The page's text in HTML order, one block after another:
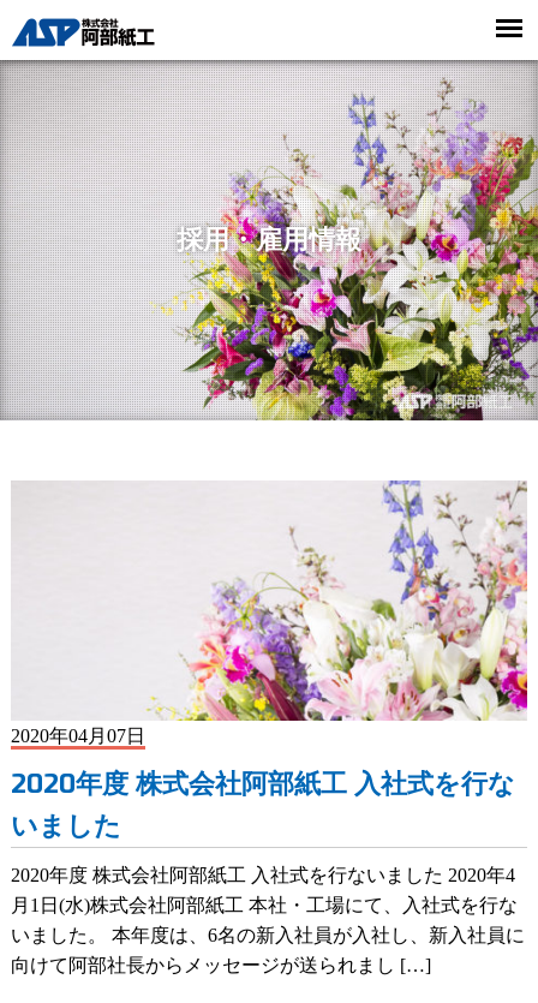
採用・雇用情報
2020年04月07日
2020年度 株式会社阿部紙工 入社式を行な
いました
2020年度 株式会社阿部紙工 入社式を行ないました 2020年4
月1日(水)株式会社阿部紙工 本社・工場にて、入社式を行な
いました。 本年度は、6名の新入社員が入社し、新入社員に
向けて阿部社長からメッセージが送られまし […]